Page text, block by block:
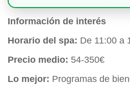
Información de interés
Horario del spa: De 11:00 a
Precio medio: 54-350€
Lo mejor: Programas de